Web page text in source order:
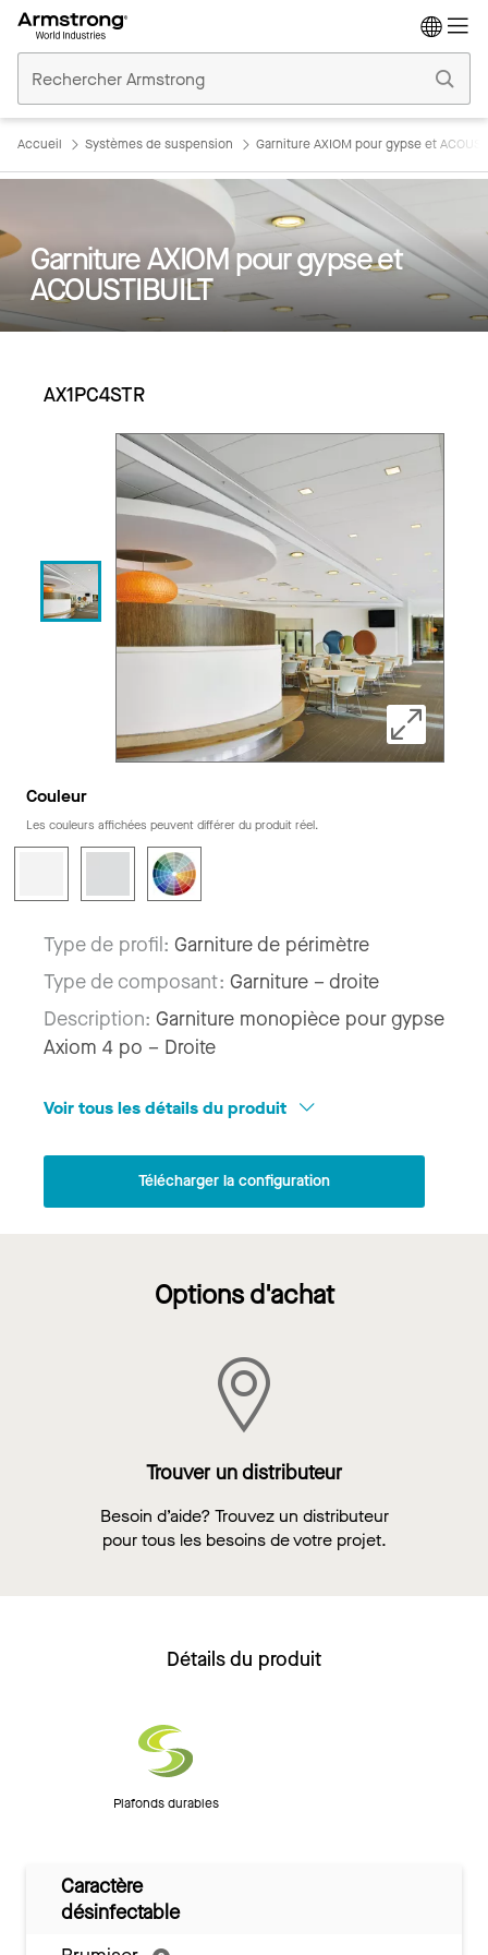
Plafonds
Commerciaux
Accueil Systèmes de suspension Garniture AXIOM pour gypse et
Garniture AXIOM pour gypse et
ACOUSTIBUILT
AX1PC4STR
Couleur
Les couleurs affichées peuvent différer du produit réel.
Type de profil: Garniture de périmètre
Type de composant: Garniture – droite
Description: Garniture monopièce pour gypse
Axiom 4 po – Droite
Voir tous les détails du produit
Télécharger la configuration
Options d'achat
Trouver un distributeur
Besoin d’aide? Trouvez un distributeur
pour tous les besoins de votre projet.
Détails du produit
Plafonds durables
Caractère
désinfectable